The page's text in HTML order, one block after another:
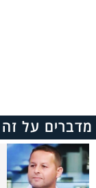
מדברים על זה